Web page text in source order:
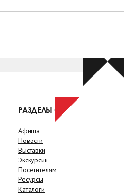
РАЗДЕЛЫ САЙТА
Афиша
Новости
Выставки
Экскурсии
Посетителям
Ресурсы
Каталоги